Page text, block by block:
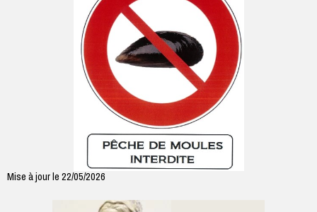
Mise à jour le 22/05/2026